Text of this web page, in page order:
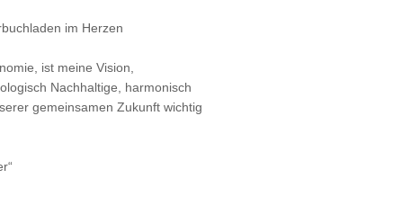
im Herzen
ist meine Vision,
Nachhaltige, harmonisch
gemeinsamen Zukunft wichtig